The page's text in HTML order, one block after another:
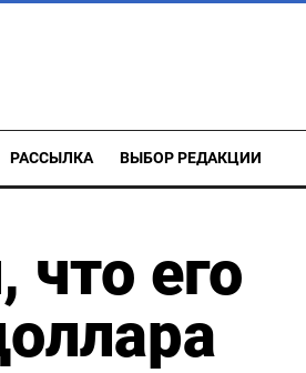
РАССЫЛКА ВЫБОР РЕДАКЦИИ
что его